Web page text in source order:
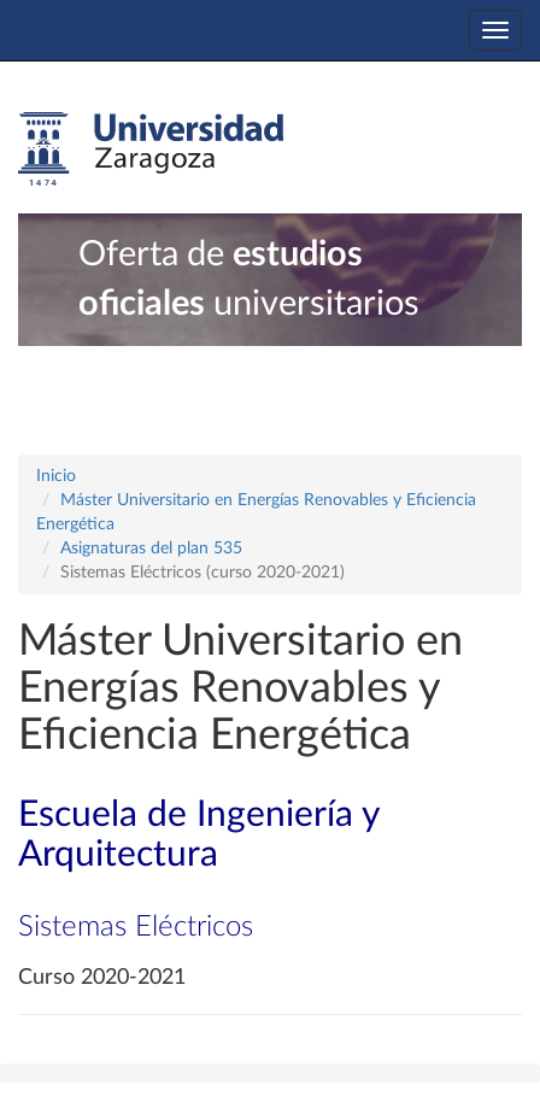
Oferta de estudios
oficiales universitarios
Inicio
Máster Universitario en Energías Renovables y Eficiencia
Energética
Asignaturas del plan 535
Sistemas Eléctricos (curso 2020-2021)
Máster Universitario en
Energías Renovables y
Eficiencia Energética
Escuela de Ingeniería y
Arquitectura
Sistemas Eléctricos
Curso 2020-2021